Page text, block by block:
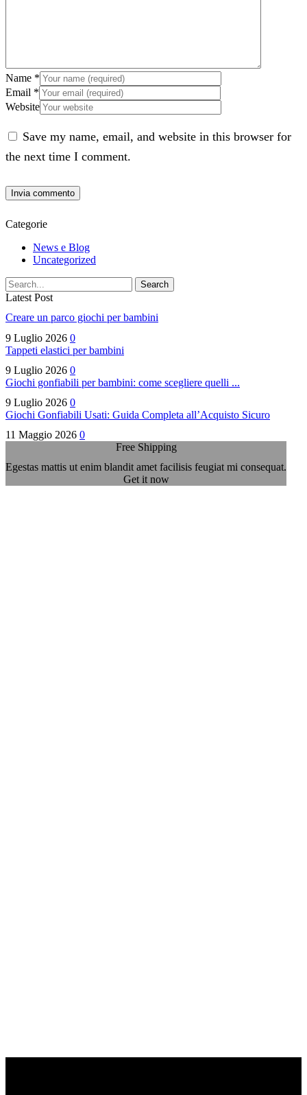
Name *
Email *
Website
Save my name, email, and website in this browser for
the next time I comment.
Categorie
News e Blog
Uncategorized
Search
Latest Post
Creare un parco giochi per bambini
9 Luglio 2026 0
Tappeti elastici per bambini
9 Luglio 2026 0
Giochi gonfiabili per bambini: come scegliere quelli ...
9 Luglio 2026 0
Giochi Gonfiabili Usati: Guida Completa all’Acquisto Sicuro
11 Maggio 2026 0
Free Shipping
Egestas mattis ut enim blandit amet facilisis feugiat mi consequat.
Get it now